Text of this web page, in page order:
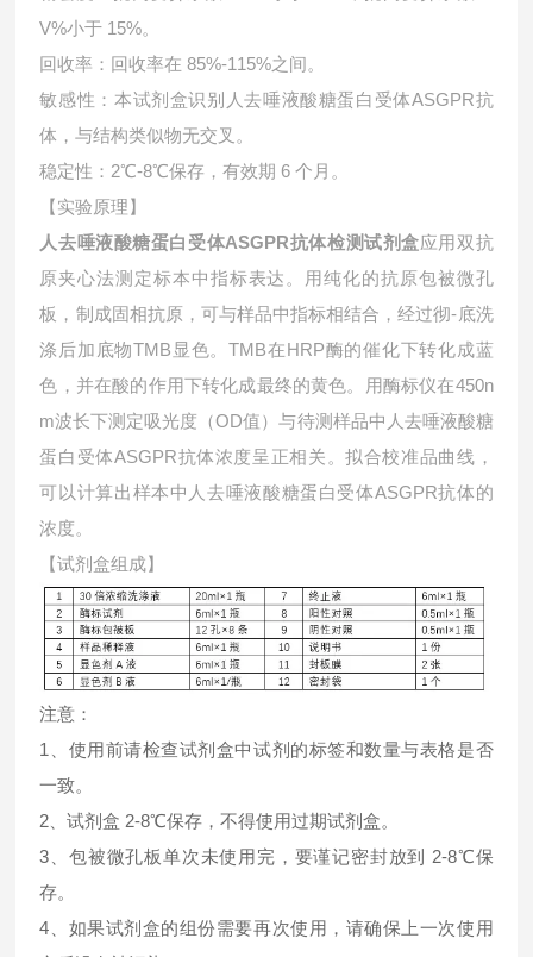
V%小于 15%。
回收率：回收率在 85%-115%之间。
敏感性：本试剂盒识别人去唾液酸糖蛋白受体ASGPR抗
体，与结构类似物无交叉。
稳定性：2℃-8℃保存，有效期 6 个月。
【实验原理】
人去唾液酸糖蛋白受体ASGPR抗体检测试剂盒应用双抗
原夹心法测定标本中指标表达。用纯化的抗原包被微孔
板，制成固相抗原，可与样品中指标相结合，经过彻-底洗
涤后加底物TMB显色。TMB在HRP酶的催化下转化成蓝
色，并在酸的作用下转化成最终的黄色。用酶标仪在450n
m波长下测定吸光度（OD值）与待测样品中 人去唾液酸糖
蛋白受体ASGPR抗体浓度呈正相关。拟合校准品曲线，
可以计算出样本中 人去唾液酸糖蛋白受体ASGPR抗体的
浓度。
【试剂盒组成】
注意：
1、使用前请检查试剂盒中试剂的标签和数量与表格是否
一致。
2、试剂盒 2-8℃保存，不得使用过期试剂盒。
3、包被微孔板单次未使用完，要谨记密封放到 2-8℃保
存。
4、如果试剂盒的组份需要再次使用，请确保上一次使用